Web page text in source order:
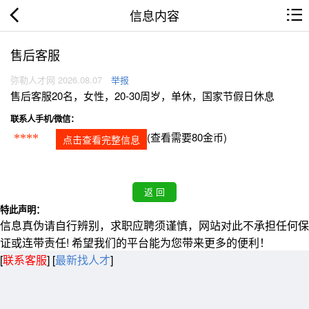
信息内容
售后客服
弥勒人才网 2026.08.07 举报
售后客服20名，女性，20-30周岁，单休，国家节假日休息
联系人手机/微信：
**** 点击查看完整信息 (查看需要80金币)
特此声明：
信息真伪请自行辨别，求职应聘须谨慎，网站对此不承担任何保
证或连带责任! 希望我们的平台能为您带来更多的便利！
[联系客服] [最新找人才]